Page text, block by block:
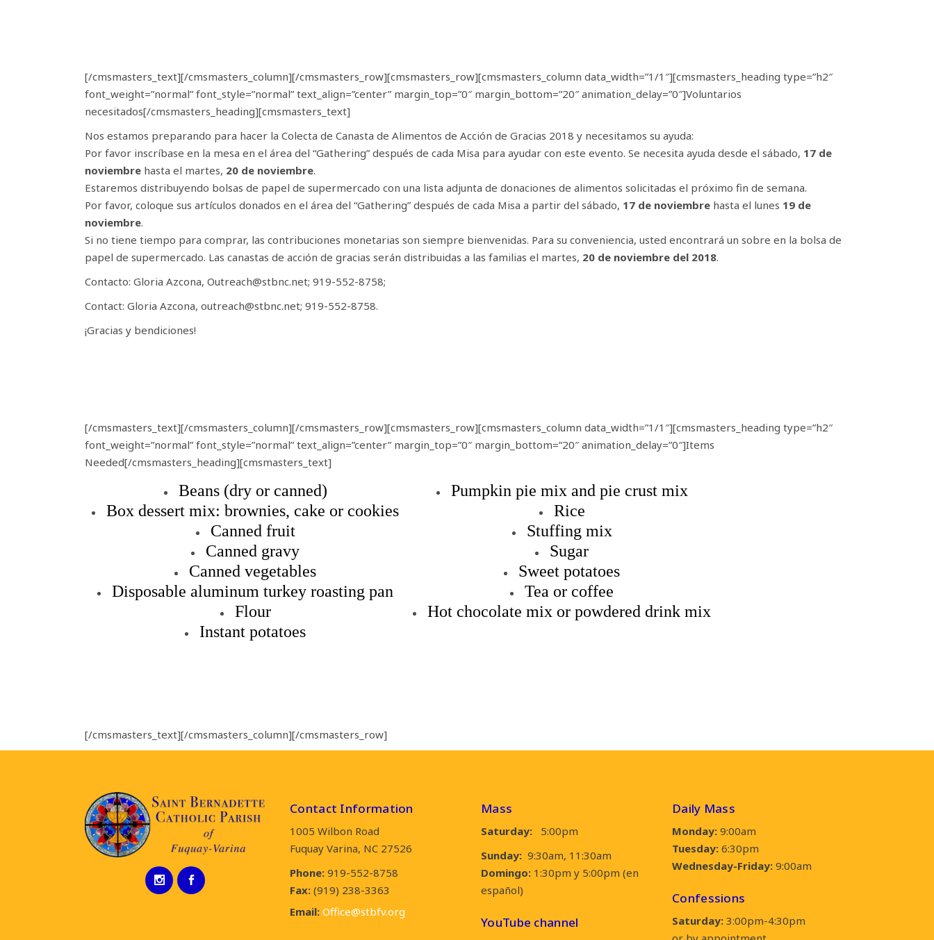
[/cmsmasters_text][/cmsmasters_column][/cmsmasters_row][cmsmasters_row][cmsmasters_column data_width=”1/1″][cmsmasters_heading type=”h2″
font_weight=”normal” font_style=”normal” text_align=”center” margin_top=”0″ margin_bottom=”20″ animation_delay=”0″]Voluntarios
necesitados[/cmsmasters_heading][cmsmasters_text]
Nos estamos preparando para hacer la Colecta de Canasta de Alimentos de Acción de Gracias 2018 y necesitamos su ayuda:
Por favor inscríbase en la mesa en el área del “Gathering” después de cada Misa para ayudar con este evento. Se necesita ayuda desde el sábado, 17 de
noviembre hasta el martes, 20 de noviembre.
Estaremos distribuyendo bolsas de papel de supermercado con una lista adjunta de donaciones de alimentos solicitadas el próximo fin de semana.
Por favor, coloque sus artículos donados en el área del “Gathering” después de cada Misa a partir del sábado, 17 de noviembre hasta el lunes 19 de
noviembre.
Si no tiene tiempo para comprar, las contribuciones monetarias son siempre bienvenidas. Para su conveniencia, usted encontrará un sobre en la bolsa de
papel de supermercado. Las canastas de acción de gracias serán distribuidas a las familias el martes, 20 de noviembre del 2018.
Contacto: Gloria Azcona, Outreach@stbnc.net; 919-552-8758;
Contact: Gloria Azcona, outreach@stbnc.net; 919-552-8758.
¡Gracias y bendiciones!
[/cmsmasters_text][/cmsmasters_column][/cmsmasters_row][cmsmasters_row][cmsmasters_column data_width=”1/1″][cmsmasters_heading type=”h2″
font_weight=”normal” font_style=”normal” text_align=”center” margin_top=”0″ margin_bottom=”20″ animation_delay=”0″]Items
Needed[/cmsmasters_heading][cmsmasters_text]
Beans (dry or canned)
Box dessert mix: brownies, cake or cookies
Canned fruit
Canned gravy
Canned vegetables
Disposable aluminum turkey roasting pan
Flour
Instant potatoes
Pumpkin pie mix and pie crust mix
Rice
Stuffing mix
Sugar
Sweet potatoes
Tea or coffee
Hot chocolate mix or powdered drink mix
[/cmsmasters_text][/cmsmasters_column][/cmsmasters_row]
Contact Information
1005 Wilbon Road
Fuquay Varina, NC 27526
Phone: 919-552-8758
Fax: (919) 238-3363
Email: Office@stbfv.org
Mass
Saturday:
5:00pm
Sunday: 9:30am, 11:30am
Domingo: 1:30pm y 5:00pm (en
español)
YouTube channel
Daily Mass
Monday: 9:00am
Tuesday: 6:30pm
Wednesday-Friday: 9:00am
Confessions
Saturday: 3:00pm-4:30pm